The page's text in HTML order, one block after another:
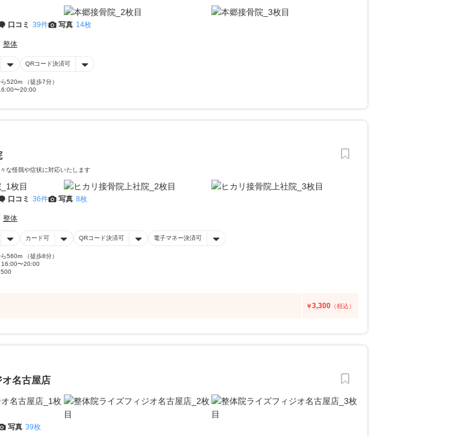
口コミ 39件 写真 14枚
整体
QRコード決済可
520m （徒歩7分）
〜20:00
な怪我や症状に対応いたします
口コミ 36件 写真 8枚
整体
カード可 QRコード決済可 電子マネー決済可
560m （徒歩8分）
〜20:00
￥3,300 （税込）
名古屋店
写真 39枚